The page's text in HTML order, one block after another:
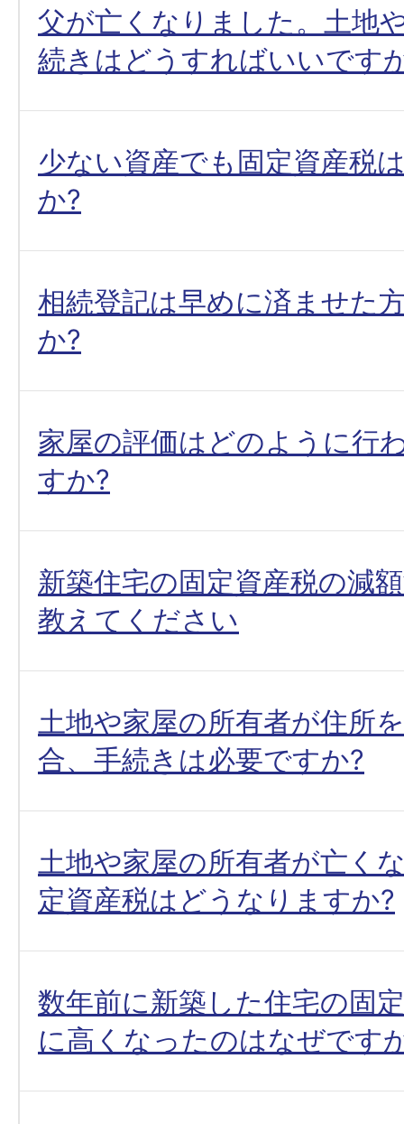
父が亡くなりました。土地
続きはどうすればいいです
少ない資産でも固定資産税
か?
相続登記は早めに済ませた
か?
家屋の評価はどのように行
すか?
新築住宅の固定資産税の減
教えてください
土地や家屋の所有者が住所
合、手続きは必要ですか?
土地や家屋の所有者が亡く
定資産税はどうなりますか?
数年前に新築した住宅の固
に高くなったのはなぜです